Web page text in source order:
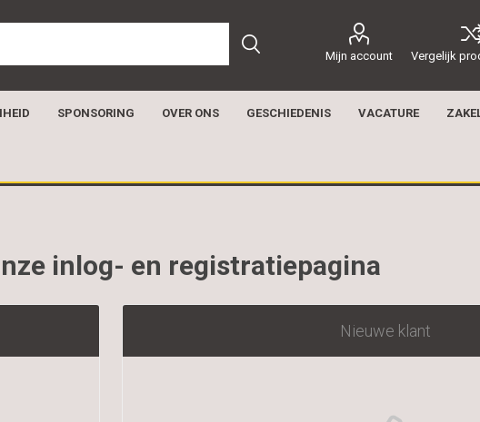
Mijn account Vergelijk
SPONSORING OVER ONS GESCHIEDENIS VACATURE
inlog- en registratiepagina
Nieuwe klant